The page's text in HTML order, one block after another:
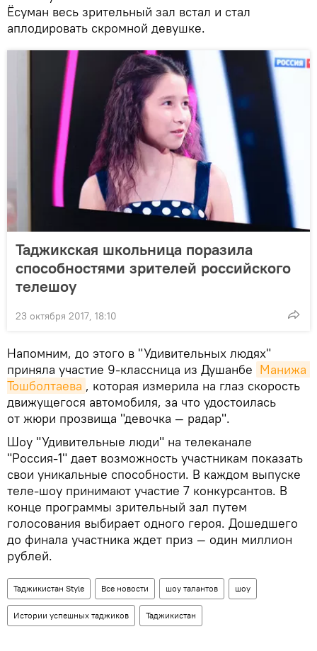
Ёсуман весь зрительный зал встал и стал
аплодировать скромной девушке.
Таджикская школьница поразила
способностями зрителей российского
телешоу
23 октября 2017, 18:10
Напомним, до этого в "Удивительных людях"
приняла участие 9-классница из Душанбе Манижа
Тошболтаева , которая измерила на глаз скорость
движущегося автомобиля, за что удостоилась
от жюри прозвища "девочка — радар".
Шоу "Удивительные люди" на телеканале
"Россия-1" дает возможность участникам показать
свои уникальные способности. В каждом выпуске
теле-шоу принимают участие 7 конкурсантов. В
конце программы зрительный зал путем
голосования выбирает одного героя. Дошедшего
до финала участника ждет приз — один миллион
рублей.
Таджикистан Style Все новости шоу талантов шоу
Истории успешных таджиков Таджикистан